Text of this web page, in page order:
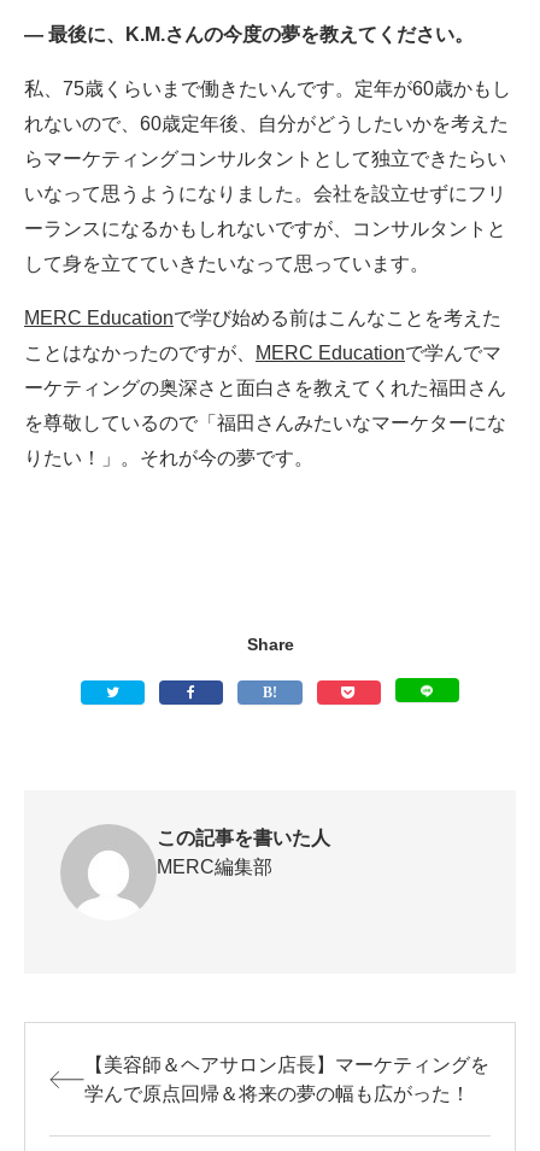
― 最後に、K.M.さんの今度の夢を教えてください。
私、75歳くらいまで働きたいんです。定年が60歳かもし
れないので、60歳定年後、自分がどうしたいかを考えた
らマーケティングコンサルタントとして独立できたらい
いなって思うようになりました。会社を設立せずにフリ
ーランスになるかもしれないですが、コンサルタントと
して身を立てていきたいなって思っています。
MERC Educationで学び始める前はこんなことを考えた
ことはなかったのですが、
MERC Educationで学んでマ
ーケティングの奥深さと面白さを教えてくれた福田さん
を尊敬しているので「福田さんみたいなマーケターにな
りたい！」。それが今の夢です。
Share
この記事を書いた人
MERC編集部
【美容師＆ヘアサロン店長】マーケティングを
学んで原点回帰＆将来の夢の幅も広がった！